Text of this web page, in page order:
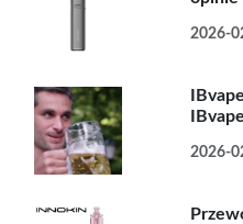
2026-
2026-